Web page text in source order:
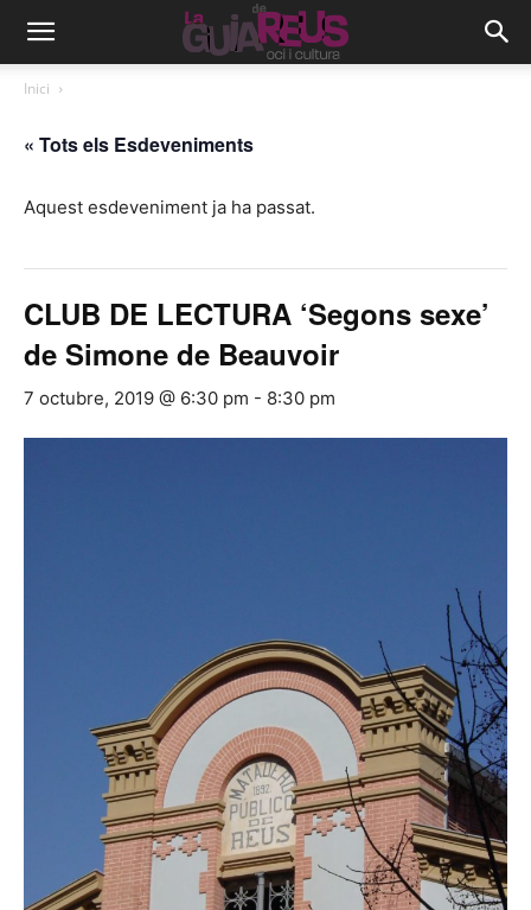
Inici
« Tots els Esdeveniments
Aquest esdeveniment ja ha passat.
CLUB DE LECTURA ‘Segons sexe’
de Simone de Beauvoir
7 octubre, 2019 @ 6:30 pm - 8:30 pm